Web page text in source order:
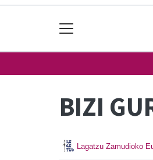
BIZI
Lagatzu Zamudioko